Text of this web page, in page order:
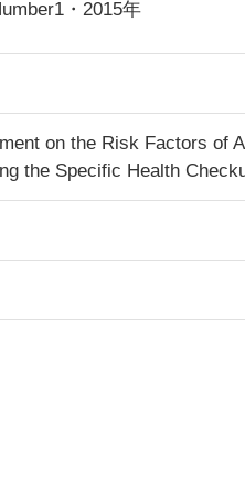
・2015年
on the Risk Factors of
the Specific Health